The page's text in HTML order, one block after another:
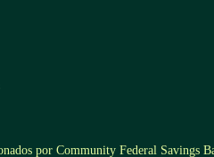
por Community Federal Savings